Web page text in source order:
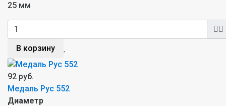
25 мм
В корзину
92 руб.
Медаль Рус 552
Диаметр